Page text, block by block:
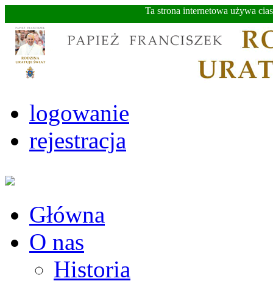
Ta strona internetowa używa
logowanie
rejestracja
Główna
O nas
Historia